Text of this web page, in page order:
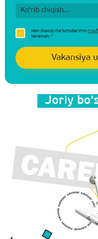
Ko‘rib chiqish...
Men shaxsiy ma'lumotlarimni
beraman. *
Joriy